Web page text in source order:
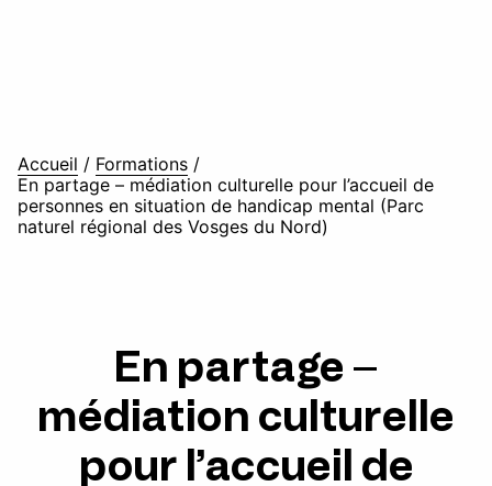
Accueil / Formations /
En partage – médiation culturelle pour l’accueil de
personnes en situation de handicap mental (Parc
naturel régional des Vosges du Nord)
En partage –
médiation culturelle
pour l’accueil de